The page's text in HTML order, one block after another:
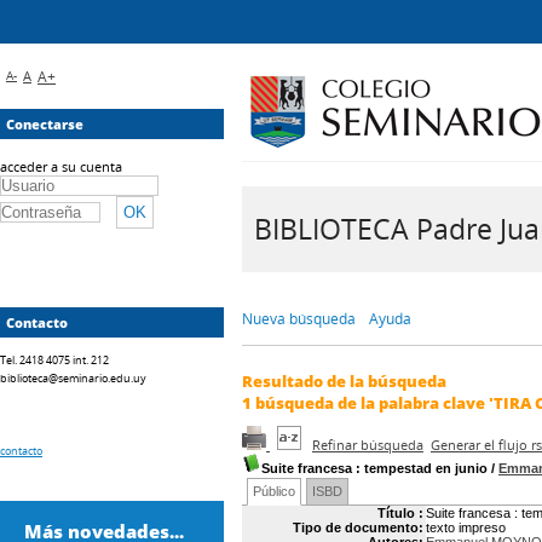
BIBLIOTECA Padre
Nueva búsqueda Ayuda
Resultado de la búsqueda
1 búsqueda de la palabra clave'TIRA
Refinar búsqueda Generar el flujo
Suite francesa : tempestad en junio /
Público
ISBD
Título : Suite francesa :
Tipo de documento: texto impreso
A- A A+
Conectarse
acceder a su cuenta
Contacto
Tel. 2418 4075 int. 212
biblioteca@seminario.edu.uy
contacto
Más novedades...